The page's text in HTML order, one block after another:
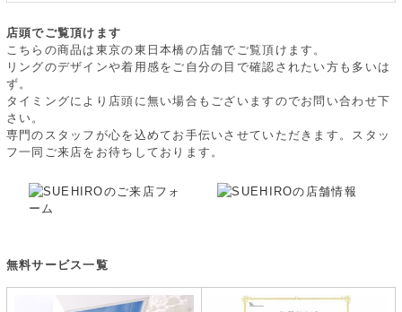
店頭でご覧頂けます
こちらの商品は東京の東日本橋の店舗でご覧頂けます。
リングのデザインや着用感をご自分の目で確認されたい方も多いは
ず。
タイミングにより店頭に無い場合もございますのでお問い合わせ下
さい。
専門のスタッフが心を込めてお手伝いさせていただきます。スタッ
フ一同ご来店をお待ちしております。
無料サービス一覧